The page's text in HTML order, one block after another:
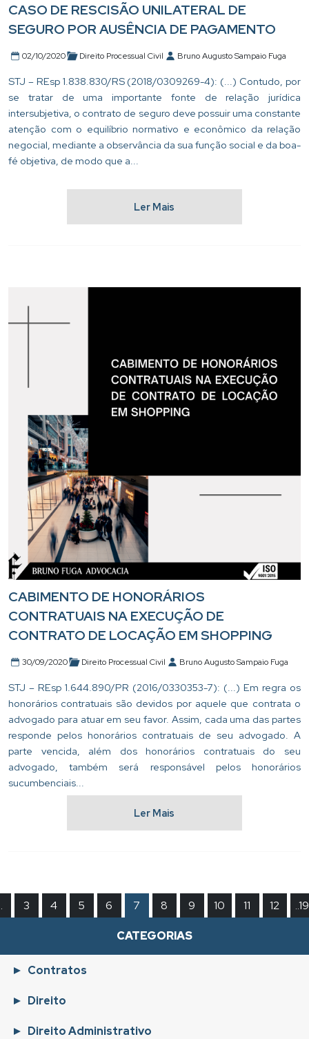
CASO DE RESCISÃO UNILATERAL DE
SEGURO POR AUSÊNCIA DE PAGAMENTO
02/10/2020 Direito Processual Civil Bruno Augusto Sampaio Fuga
STJ – REsp 1.838.830/RS (2018/0309269-4): (...) Contudo, por
se tratar de uma importante fonte de relação jurídica
intersubjetiva, o contrato de seguro deve possuir uma constante
atenção com o equilíbrio normativo e econômico da relação
negocial, mediante a observância da sua função social e da boa-
fé objetiva, de modo que a...
Ler Mais
CABIMENTO DE HONORÁRIOS
CONTRATUAIS NA EXECUÇÃO DE
CONTRATO DE LOCAÇÃO EM SHOPPING
30/09/2020 Direito Processual Civil Bruno Augusto Sampaio Fuga
STJ – REsp 1.644.890/PR (2016/0330353-7): (...) Em regra os
honorários contratuais são devidos por aquele que contrata o
advogado para atuar em seu favor. Assim, cada uma das partes
responde pelos honorários contratuais de seu advogado. A
parte vencida, além dos honorários contratuais do seu
advogado, também será responsável pelos honorários
sucumbenciais...
Ler Mais
3 4 5 6 7 8 9 10 11 12 ..19
CATEGORIAS
Contratos
Direito
Direito Administrativo